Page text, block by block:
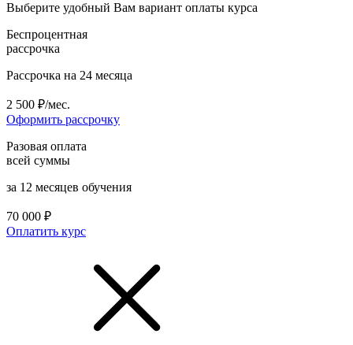
Выберите удобный Вам вариант оплаты курса
Беспроцентная
рассрочка
Рассрочка на 24 месяца
2 500 ₽/мес.
Оформить рассрочку
Разовая оплата
всей суммы
за 12 месяцев обучения
70 000 ₽
Оплатить курс